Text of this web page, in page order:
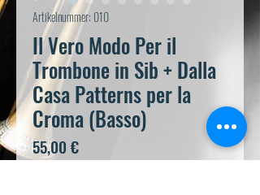
Artikelnummer: 010
Il Vero Modo Per il
Trombone in Sib + Dalla
Casa Patterns per la
Croma (Basso)
55,00 €Preis